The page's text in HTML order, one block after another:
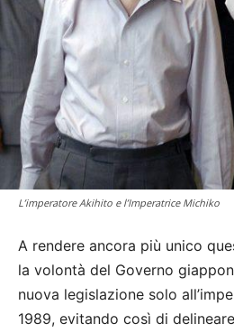
L’imperatore Akihito e l’Imperatrice Michiko
A rendere ancora più unico
la volontà del Governo
nuova legislazione solo
1989, evitando così di